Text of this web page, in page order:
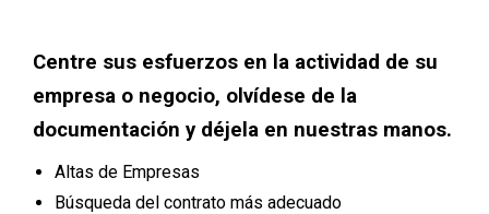
Centre sus esfuerzos en la actividad de su
empresa o negocio, olvídese de la
documentación y déjela en nuestras manos.
Altas de Empresas
Búsqueda del contrato más adecuado